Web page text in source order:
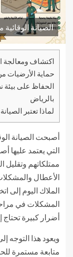
الصيانة
اكتشاف ومعالجة
حماية الأرضيات
الحفاظ على
بالرياض
لماذا تعتبر
أصبحت الصيانة
التي يعتمد عليها
ممتلكاتهم وتقليل
الأعطال
الملاك اليوم إلى
المشكلات في
أضرار كبيرة
ويعود هذا التوجه
متابعة مستمرة